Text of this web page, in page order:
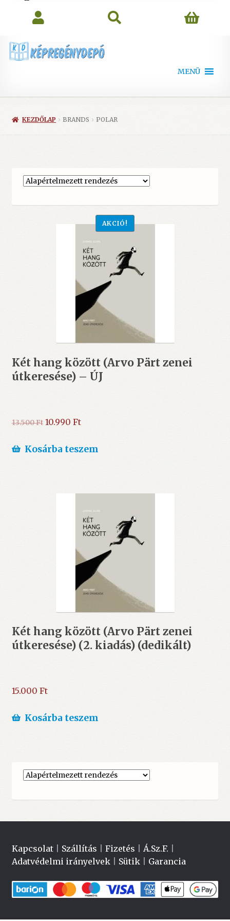
MENÜ
KEZDŐLAP BRANDS POLAR
Két hang között (Arvo Pärt zenei
útkeresése) – ÚJ
AKCIÓ!
13.500Ft Original
was:
10.990 FtCurrent
is:
Kosárba teszem
Két hang között (Arvo Pärt zenei
útkeresése) (2. kiadás) (dedikált)
15.000 Ft
Kosárba teszem
Kapcsolat| Szállítás Fizetés Á.Sz.F.
Adatvédelmi irányelvek| Sütik| Garancia